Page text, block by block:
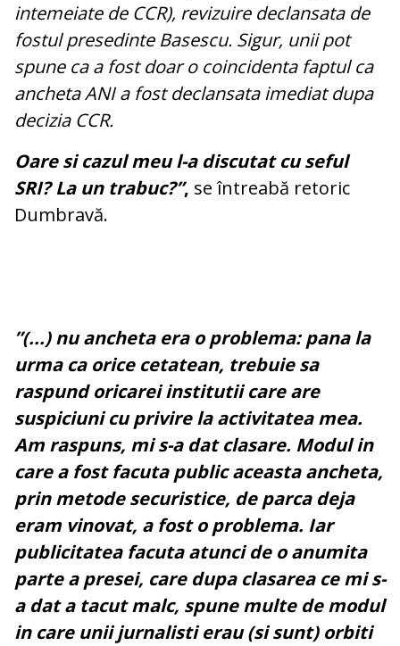
intemeiate de CCR), revizuire declansata de
fostul presedinte Basescu. Sigur, unii pot
spune ca a fost doar o coincidenta faptul ca
ancheta ANI a fost declansata imediat dupa
decizia CCR.
Oare si cazul meu l-a discutat cu seful
SRI? La un trabuc?”, se întreabă retoric
Dumbravă.
”(...) nu ancheta era o problema: pana la
urma ca orice cetatean, trebuie sa
raspund oricarei institutii care are
suspiciuni cu privire la activitatea mea.
Am raspuns, mi s-a dat clasare. Modul in
care a fost facuta public aceasta ancheta,
prin metode securistice, de parca deja
eram vinovat, a fost o problema. Iar
publicitatea facuta atunci de o anumita
parte a presei, care dupa clasarea ce mi s-
a dat a tacut malc, spune multe de modul
in care unii jurnalisti erau (si sunt) orbiti